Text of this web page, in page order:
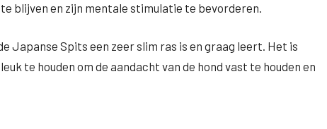
blijven en zijn mentale stimulatie te bevorderen.
Japanse Spits een zeer slim ras is en graag leert. Het is
te houden om de aandacht van de hond vast te houden en